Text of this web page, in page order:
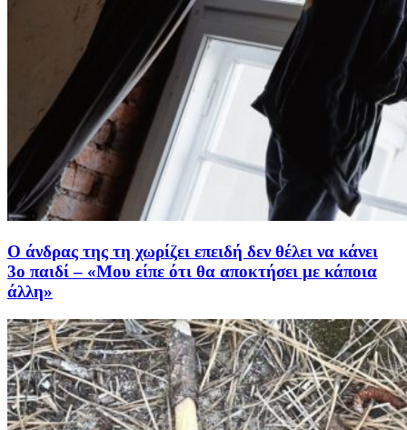
Ο άνδρας της τη χωρίζει επειδή δεν θέλει να κάνει
3ο παιδί – «Μου είπε ότι θα αποκτήσει με κάποια
άλλη»